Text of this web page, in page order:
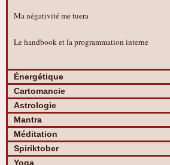
Ma négativité me tuera
Le handbook et la programmation interne
Énergétique
Cartomancie
Astrologie
Mantra
Méditation
Spiriktober
Yoga